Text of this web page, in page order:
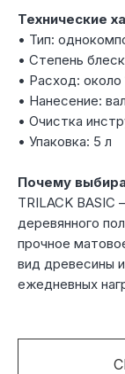
Технические
• Тип:
• Степень
• Расход: около
• Нанесение:
• Очистка
• Упаковка: 5 л
Почему
TRILACK
деревянного
прочное
вид древесины
ежедневных